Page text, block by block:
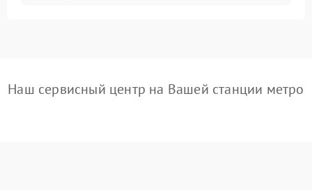
Наш сервисный центр на Вашей станции метро